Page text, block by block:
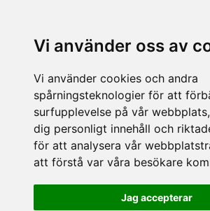
Vi använder oss av
Vi använder cookies och andra
spårningsteknologier för att
surfupplevelse på vår
dig personligt innehåll och
för att analysera vår
att förstå var våra besökare
Jag accepterar